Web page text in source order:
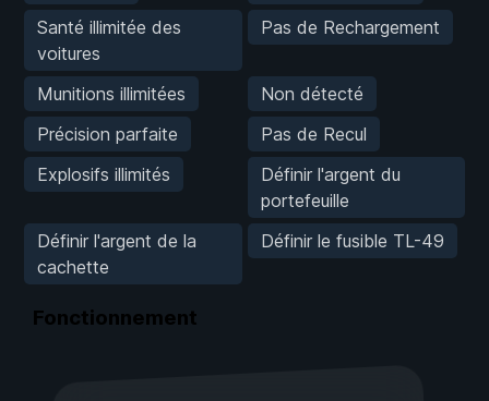
Santé illimitée des
voitures
Pas de Rechargement
Munitions illimitées
Non détecté
Précision parfaite
Pas de Recul
Explosifs illimités
Définir l'argent du
portefeuille
Définir l'argent de la
cachette
Définir le fusible TL-49
Fonctionnement